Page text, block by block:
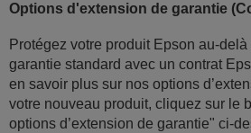
Options d'extension de garantie
Protégez votre produit Epson au-
garantie standard avec un contrat
en savoir plus sur nos options
votre nouveau produit, cliquez sur le
options d’extension de garantie" ci-